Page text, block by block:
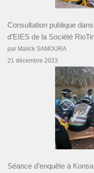
Consultation publique
d’EIES de la Société
par Malick SAMOURA
21 décembre 2023
Séance d’enquête à